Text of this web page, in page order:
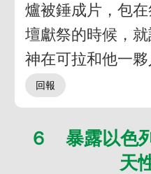
爐被錘成片，包
壇獻祭的時候，
神在可拉和他一夥
６ 暴露以色
天